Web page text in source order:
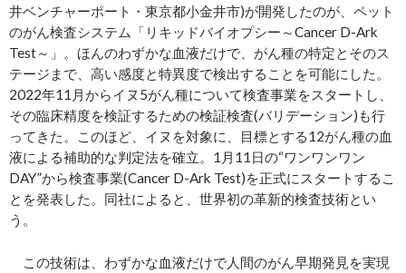
井ベンチャーポート・東京都小金井市)が開発したのが、ペット
のがん検査システム「リキッドバイオプシー～Cancer D-Ark
Test～」。ほんのわずかな血液だけで、がん種の特定とそのス
テージまで、高い感度と特異度で検出することを可能にした。
2022年11月からイヌ5がん種について検査事業をスタートし、
その臨床精度を検証するための検証検査(バリデーション)も行
ってきた。このほど、イヌを対象に、目標とする12がん種の血
液による補助的な判定法を確立。1月11日の“ワンワンワン
DAY”から検査事業(Cancer D-Ark Test)を正式にスタートするこ
とを発表した。同社によると、世界初の革新的検査技術とい
う。
この技術は、わずかな血液だけで人間のがん早期発見を実現